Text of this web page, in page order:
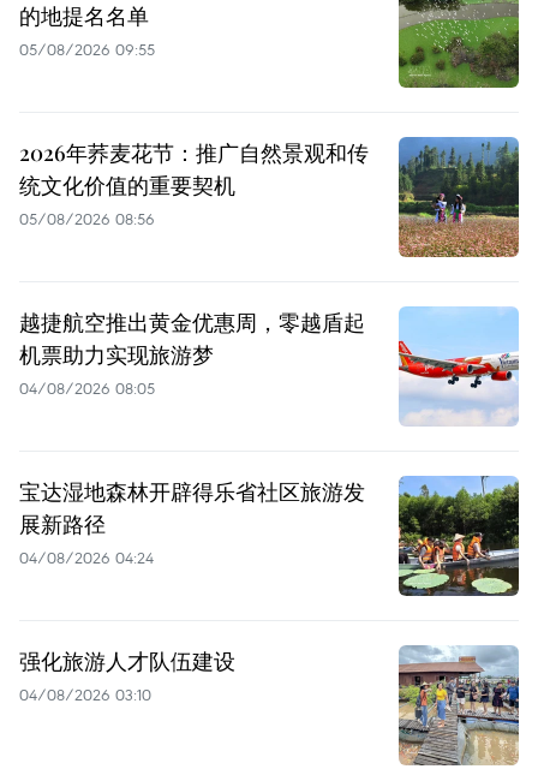
的地提名名单
05/08/2026 09:55
2026年荞麦花节：推广自然景观和传
统文化价值的重要契机
05/08/2026 08:56
越捷航空推出黄金优惠周，零越盾起
机票助力实现旅游梦
04/08/2026 08:05
宝达湿地森林开辟得乐省社区旅游发
展新路径
04/08/2026 04:24
强化旅游人才队伍建设
04/08/2026 03:10